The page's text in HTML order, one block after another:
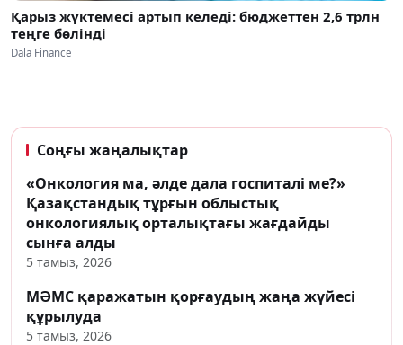
Қарыз жүктемесі артып келеді: бюджеттен 2,6 трлн
теңге бөлінді
Dala Finance
Соңғы жаңалықтар
«Онкология ма, әлде дала госпиталі ме?»
Қазақстандық тұрғын облыстық
онкологиялық орталықтағы жағдайды
сынға алды
5 тамыз, 2026
МӘМС қаражатын қорғаудың жаңа жүйесі
құрылуда
5 тамыз, 2026